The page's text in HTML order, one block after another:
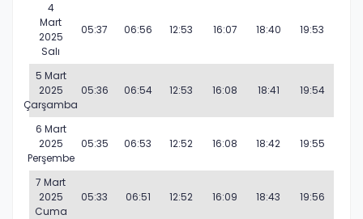
4
Mart
2025
Salı
05:37 06:56 12:53 16:07 18:40 19:53
5 Mart
2025
Çarşamba
05:36 06:54 12:53 16:08 18:41 19:54
6 Mart
2025
Perşembe
05:35 06:53 12:52 16:08 18:42 19:55
7 Mart
2025
Cuma
05:33 06:51 12:52 16:09 18:43 19:56